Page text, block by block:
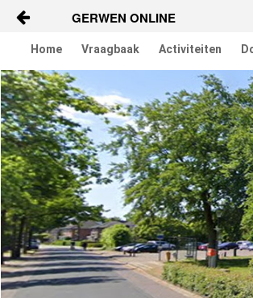
GERWEN ONLINE
Vraagbaak
Activiteiten
Dorpsgids
Services
Buurtverenigingen
Home Vraagbaak Activiteiten